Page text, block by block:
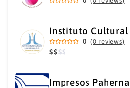
0 (0 reviews)
$$$$